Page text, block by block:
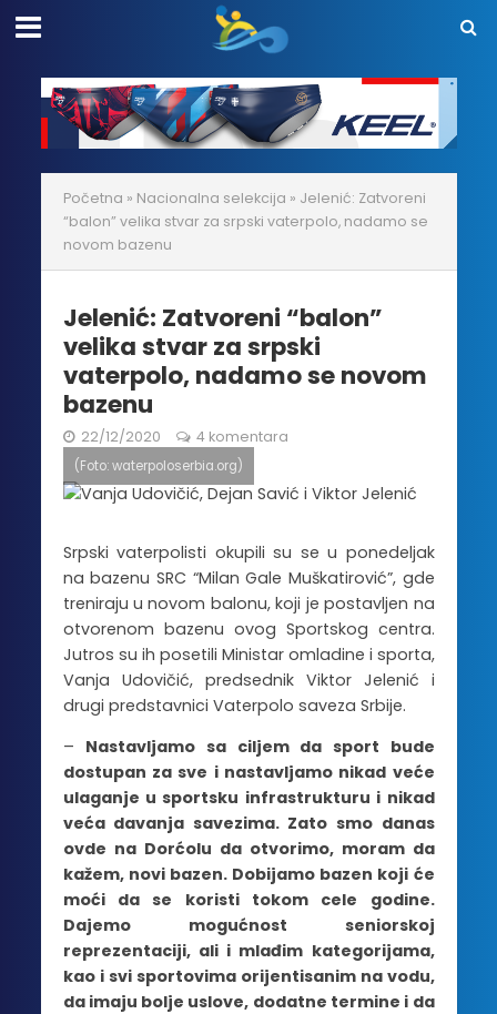
Početna » Nacionalna selekcija » Jelenić: Zatvoreni
“balon” velika stvar za srpski vaterpolo, nadamo se
novom bazenu
Jelenić: Zatvoreni “balon”
velika stvar za srpski
vaterpolo, nadamo se novom
bazenu
22/12/2020 4 komentara
(Foto: waterpoloserbia.org)
Srpski vaterpolisti okupili su se u ponedeljak
na bazenu SRC “Milan Gale Muškatirović”, gde
treniraju u novom balonu, koji je postavljen na
otvorenom bazenu ovog Sportskog centra.
Jutros su ih posetili Ministar omladine i sporta,
Vanja Udovičić, predsednik Viktor Jelenić i
drugi predstavnici Vaterpolo saveza Srbije.
– Nastavljamo sa ciljem da sport bude
dostupan za sve i nastavljamo nikad veće
ulaganje u sportsku infrastrukturu i nikad
veća davanja savezima. Zato smo danas
ovde na Dorćolu da otvorimo, moram da
kažem, novi bazen. Dobijamo bazen koji će
moći da se koristi tokom cele godine.
Dajemo mogućnost seniorskoj
reprezentaciji, ali i mlađim kategorijama,
kao i svi sportovima orijentisanim na vodu,
da imaju bolje uslove, dodatne termine i da